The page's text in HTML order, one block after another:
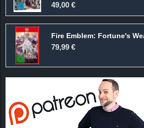
49,00 €
Fire Emblem: Fortune's
79,99 €